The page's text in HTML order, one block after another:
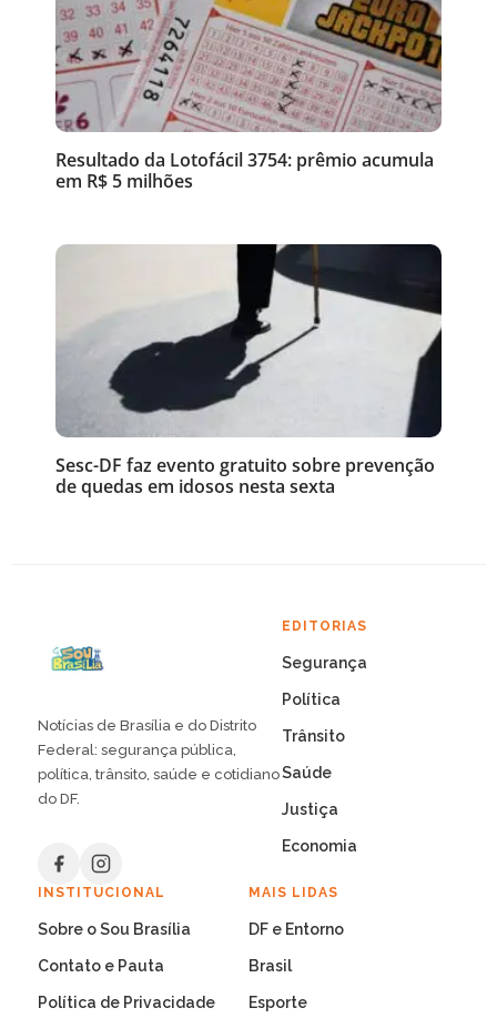
Resultado da Lotofácil 3754: prêmio acumula
em R$ 5 milhões
Sesc-DF faz evento gratuito sobre prevenção
de quedas em idosos nesta sexta
Notícias de Brasília e do Distrito
Federal: segurança pública,
política, trânsito, saúde e cotidiano
do DF.
EDITORIAS
Segurança
Política
Trânsito
Saúde
Justiça
Economia
INSTITUCIONAL
Sobre o Sou Brasília
Contato e Pauta
Política de Privacidade
MAIS LIDAS
DF e Entorno
Brasil
Esporte